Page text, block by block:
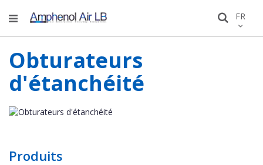
Allez
au
FR
Obturateurs
d'étanchéité
Produits